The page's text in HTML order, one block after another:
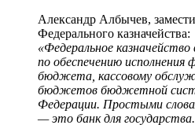
Александр Албычев,
Федерального казначейства:
«Федеральное
по обеспечению исполнения
бюджета, кассовому
бюджетов бюджетной
Федерации. Простыми
— это банк для